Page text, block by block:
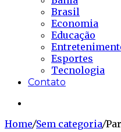
Brasil
Economia
Educação
Esportes
Tecnologia
Contato
Home/Sem categoria/